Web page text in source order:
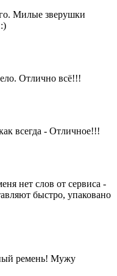
Милые зверушки
Отлично всё!!!
всегда - Отличное!!!
нет слов от сервиса -
быстро, упаковано
ремень! Мужу